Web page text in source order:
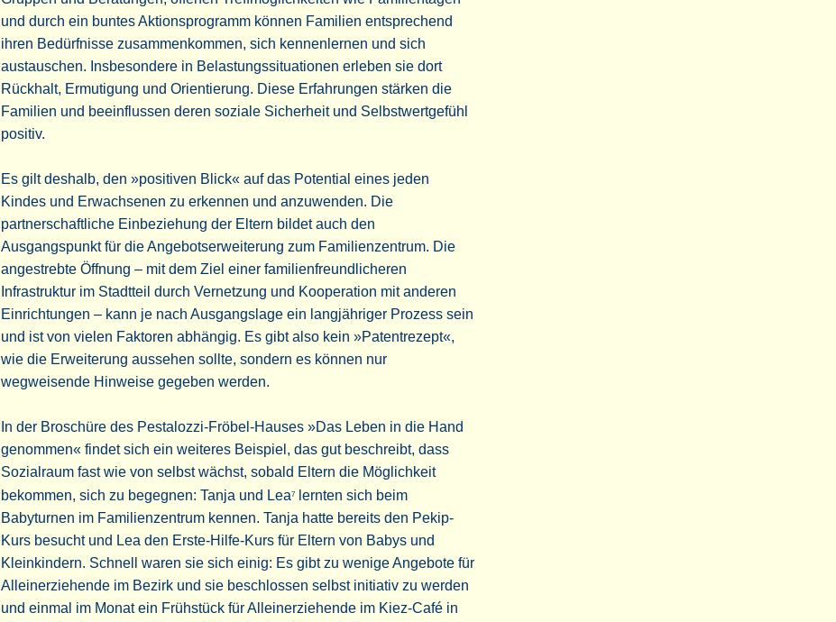
und durch ein buntes Aktionsprogramm können Familien entsprechend
ihren Bedürfnisse zusammenkommen, sich kennenlernen und sich
austauschen. Insbesondere in Belastungssituationen erleben sie dort
Rückhalt, Ermutigung und Orientierung. Diese Erfahrungen stärken die
Familien und beeinflussen deren soziale Sicherheit und Selbstwertgefühl
positiv.
Es gilt deshalb, den »positiven Blick« auf das Potential eines jeden
Kindes und Erwachsenen zu erkennen und anzuwenden. Die
partnerschaftliche Einbeziehung der Eltern bildet auch den
Ausgangspunkt für die Angebotserweiterung zum Familienzentrum. Die
angestrebte Öffnung – mit dem Ziel einer familienfreundlicheren
Infrastruktur im Stadtteil durch Vernetzung und Kooperation mit anderen
Einrichtungen – kann je nach Ausgangslage ein langjähriger Prozess sein
und ist von vielen Faktoren abhängig. Es gibt also kein »Patentrezept«,
wie die Erweiterung aussehen sollte, sondern es können nur
wegweisende Hinweise gegeben werden.
In der Broschüre des Pestalozzi-Fröbel-Hauses »Das Leben in die Hand
genommen« findet sich ein weiteres Beispiel, das gut beschreibt, dass
Sozialraum fast wie von selbst wächst, sobald Eltern die Möglichkeit
bekommen, sich zu begegnen: Tanja und Lea7
lernten sich beim
Babyturnen im Familienzentrum kennen. Tanja hatte bereits den Pekip-
Kurs besucht und Lea den Erste-Hilfe-Kurs für Eltern von Babys und
Kleinkindern. Schnell waren sie sich einig: Es gibt zu wenige Angebote für
Alleinerziehende im Bezirk und sie beschlossen selbst initiativ zu werden
und einmal im Monat ein Frühstück für Alleinerziehende im Kiez-Café in